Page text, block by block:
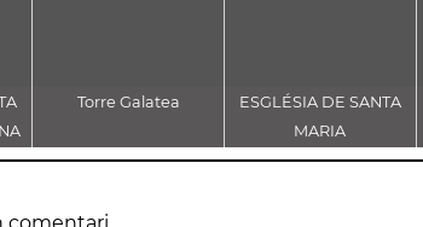
Torre Galatea
ESGLÉSIA DE SANTA
MARIA